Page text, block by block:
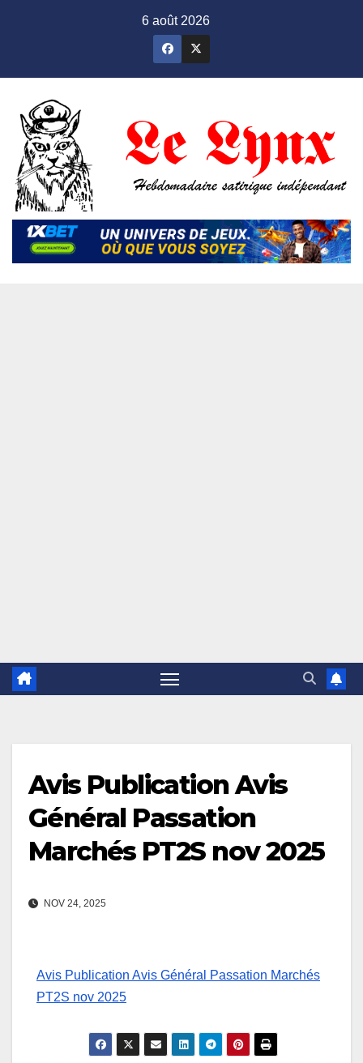
6 août 2026
Avis Publication Avis
Général Passation
Marchés PT2S nov 2025
NOV 24, 2025
Avis Publication Avis Général Passation Marchés
PT2S nov 2025